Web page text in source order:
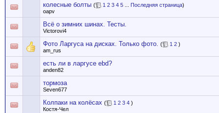
колесные болты ( 1 2 3 4 5 Последняя страница)
oapv
Всё о зимних шинах. Тесты.
Victorovi4
Фото Ларгуса на дисках. Только фото. ( 1 2 )
am_rus
есть ли в ларгусе ebd?
anden82
тормоза
Seven677
Колпаки на колёсах ( 1 2 3 4 )
Костя-Чел